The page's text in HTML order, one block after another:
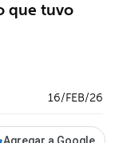
que tuvo
16/FEB/26
Agregar a Google